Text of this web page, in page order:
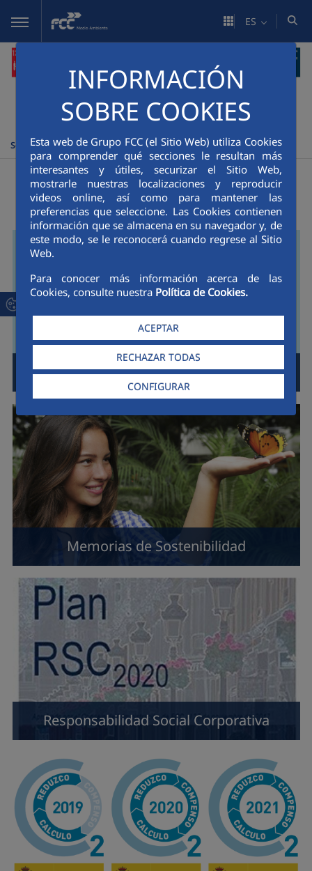
Saltar al contenido principal
INFORMACIÓN
SOBRE COOKIES
Esta web de Grupo FCC (el Sitio Web) utiliza Cookies
para comprender qué secciones le resultan más
interesantes y útiles, securizar el Sitio Web,
mostrarle nuestras localizaciones y reproducir
videos online, así como para mantener las
preferencias que seleccione. Las Cookies contienen
información que se almacena en su navegador y, de
este modo, se le reconocerá cuando regrese al Sitio
Web.
Para conocer más información acerca de las
Cookies, consulte nuestra Política de Cookies.
ACEPTAR
RECHAZAR TODAS
CONFIGURAR
ES
Sostenibilidad 2050
Sostenibilidad y RSC
Agenda 2030 y ODS
Memorias de Sostenibilidad
Responsabilidad Social Corporativa